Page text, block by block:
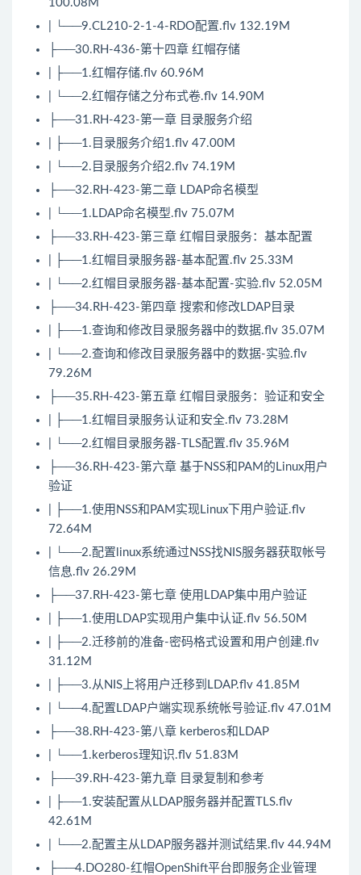
100.08M
| └──9.CL210-2-1-4-RDO配置.flv 132.19M
├──30.RH-436-第十四章 红帽存储
| ├──1.红帽存储.flv 60.96M
| └──2.红帽存储之分布式卷.flv 14.90M
├──31.RH-423-第一章 目录服务介绍
| ├──1.目录服务介绍1.flv 47.00M
| └──2.目录服务介绍2.flv 74.19M
├──32.RH-423-第二章 LDAP命名模型
| └──1.LDAP命名模型.flv 75.07M
├──33.RH-423-第三章 红帽目录服务：基本配置
| ├──1.红帽目录服务器-基本配置.flv 25.33M
| └──2.红帽目录服务器-基本配置-实验.flv 52.05M
├──34.RH-423-第四章 搜索和修改LDAP目录
| ├──1.查询和修改目录服务器中的数据.flv 35.07M
| └──2.查询和修改目录服务器中的数据-实验.flv
79.26M
├──35.RH-423-第五章 红帽目录服务：验证和安全
| ├──1.红帽目录服务认证和安全.flv 73.28M
| └──2.红帽目录服务器-TLS配置.flv 35.96M
├──36.RH-423-第六章 基于NSS和PAM的Linux用户
验证
| ├──1.使用NSS和PAM实现Linux下用户验证.flv
72.64M
| └──2.配置linux系统通过NSS找NIS服务器获取帐号
信息.flv 26.29M
├──37.RH-423-第七章 使用LDAP集中用户验证
| ├──1.使用LDAP实现用户集中认证.flv 56.50M
| ├──2.迁移前的准备-密码格式设置和用户创建.flv
31.12M
| ├──3.从NIS上将用户迁移到LDAP.flv 41.85M
| └──4.配置LDAP户端实现系统帐号验证.flv 47.01M
├──38.RH-423-第八章 kerberos和LDAP
| └──1.kerberos理知识.flv 51.83M
├──39.RH-423-第九章 目录复制和参考
| ├──1.安装配置从LDAP服务器并配置TLS.flv
42.61M
| └──2.配置主从LDAP服务器并测试结果.flv 44.94M
├──4.DO280-红帽OpenShift平台即服务企业管理